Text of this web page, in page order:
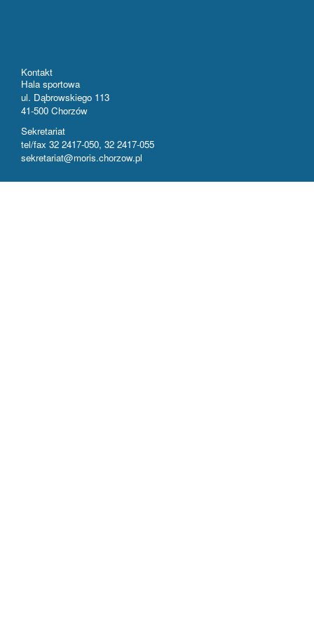
Kontakt
Hala sportowa
ul. Dąbrowskiego 113
41-500 Chorzów
Sekretariat
tel/fax 32 2417-050, 32 2417-055
sekretariat@moris.chorzow.pl